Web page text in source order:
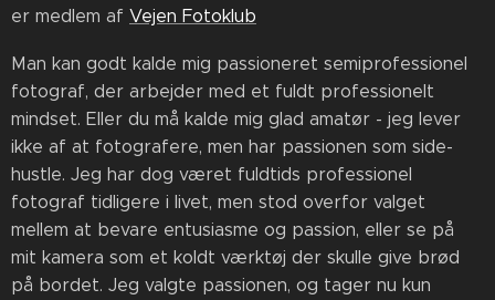
er medlem af Vejen Fotoklub
Man kan godt kalde mig passioneret semiprofessionel
fotograf, der arbejder med et fuldt professionelt
mindset. Eller du må kalde mig glad amatør - jeg lever
ikke af at fotografere, men har passionen som side-
hustle. Jeg har dog været fuldtids professionel
fotograf tidligere i livet, men stod overfor valget
mellem at bevare entusiasme og passion, eller se på
mit kamera som et koldt værktøj der skulle give brød
på bordet. Jeg valgte passionen, og tager nu kun